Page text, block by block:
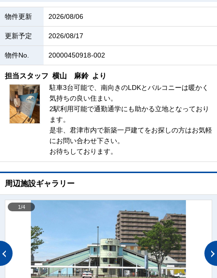
物件更新 2026/08/06
更新予定 2026/08/17
物件No. 20000450918-002
担当スタッフ 横山 麻鈴 より
駐車3台可能で、南向きのLDKとバルコニーは暖かく
気持ちの良い住まい。
2駅利用可能で通勤通学にも助かる立地となっており
ます。
是非、君津市内で新築一戸建てをお探しの方はお気軽
にお問い合わせ下さい。
お待ちしております。
周辺施設ギャラリー
1/4